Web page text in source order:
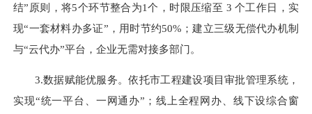
结”原则，将5个环节整合为1个，时限压缩至 3 个工作日，实
现“一套材料办多证”，用时节约50%；建立三级无偿代办机制
与“云代办”平台，企业无需对接多部门。
3.数据赋能优服务。依托市工程建设项目审批管理系统，
实现“统一平台、一网通办”；线上全程网办、线下设综合窗